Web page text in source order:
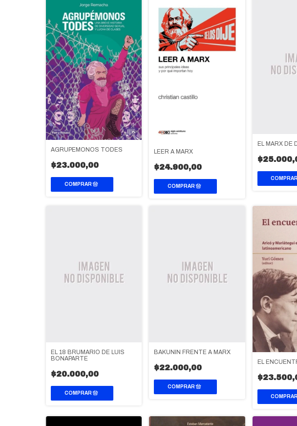
AGRUPEMONOS TODES
$23.000,00
LEER A MARX
$24.900,00
EL MARX DE
EL 18 BRUMARIO DE LUIS
BONAPARTE
$20.000,00
BAKUNIN FRENTE A MARX
$22.000,00
EL